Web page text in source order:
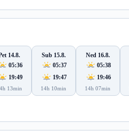
14.8.
05:36
19:49
13min
Sub 15.8.
05:37
19:47
14h 10min
Ned 16.8.
05:38
19:46
14h 07min